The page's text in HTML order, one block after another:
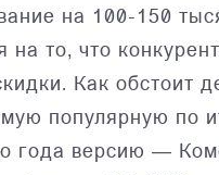
на 100-150
на то, что
Как обстоит
популярную по
года версию —